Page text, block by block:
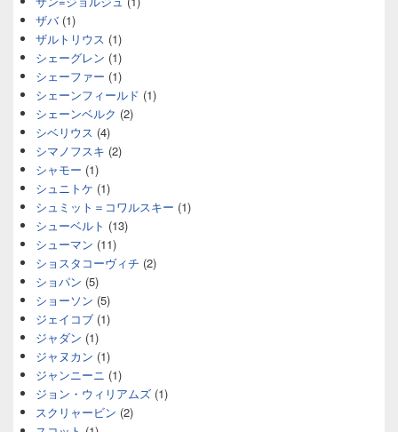
ザバ(1)
ザルトリウス (1)
シェーグレン (1)
シェーファー (1)
シェーンフィールド (1)
シェーンベルク (2)
シベリウス (4)
シマノフスキ (2)
シャモー (1)
シュニトケ (1)
シュミット＝コワルスキー (1)
シューベルト (13)
シューマン (11)
ショスタコーヴィチ (2)
ショパン (5)
ショーソン (5)
ジェイコブ (1)
ジャダン (1)
ジャヌカン (1)
ジャンニーニ (1)
ジョン・ウィリアムズ (1)
スクリャービン (2)